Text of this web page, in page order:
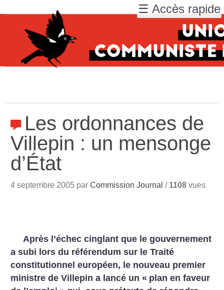
Les ordonnances de
Villepin : un mensonge
d’État
4 septembre 2005 parCommission Journal / 1108 vues
Après l’échec cinglant que le gouvernement
a subi lors du référendum sur le Traité
constitutionnel européen, le nouveau premier
ministre de Villepin a lancé un « plan en faveur
☰ Accès rapide